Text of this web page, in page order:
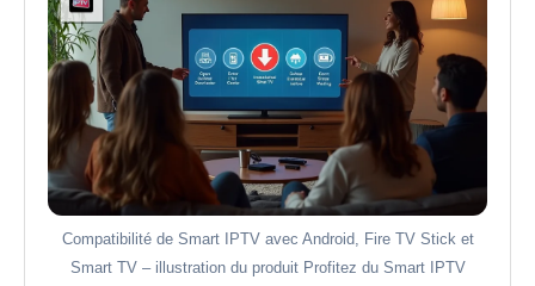
Compatibilité de Smart IPTV avec Android, Fire TV Stick et
Smart TV – illustration du produit Profitez du Smart IPTV